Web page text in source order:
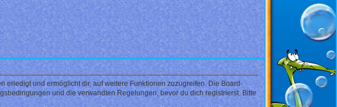
erledigt und ermöglicht dir, auf weitere Funktionen zuzugreifen. Die Board-
und die verwandten Regelungen, bevor du dich registrierst. Bitte